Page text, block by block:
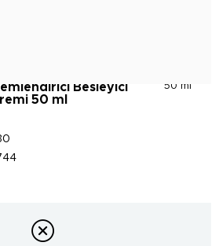
50 ml
Besleyici
50 ml